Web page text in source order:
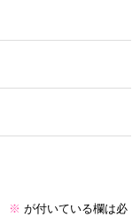
※ が付いている欄は必